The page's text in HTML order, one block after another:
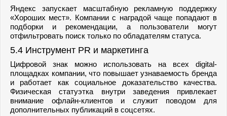
Яндекс запускает масштабную рекламную поддержку
«Хороших мест». Компании с наградой чаще попадают в
подборки и рекомендации, а пользователи могут
отфильтровать поиск только по обладателям статуса.
5.4 Инструмент PR и маркетинга
Цифровой знак можно использовать на всех digital-
площадках компании, что повышает узнаваемость бренда
и работает как социальное доказательство качества.
Физическая статуэтка внутри заведения привлекает
внимание офлайн-клиентов и служит поводом для
дополнительных публикаций в соцсетях.